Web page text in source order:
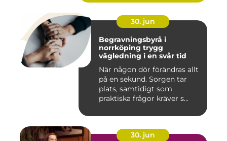
30. jun
Begravningsbyrå i
norrköping trygg
vägledning i en svår tid
När någon dör förändras allt
på en sekund. Sorgen tar
plats, samtidigt som
praktiska frågor kräver s...
30. jun